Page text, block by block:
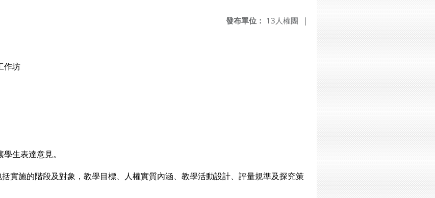
發布單位： 13人權團 |
作坊
生表達意見。
實施的階段及對象，教學目標、人權實質內涵、教學活動設計、評量規準及探究策